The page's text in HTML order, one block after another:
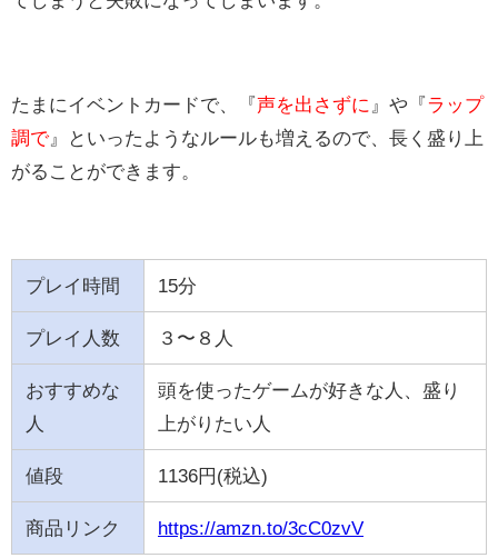
たまにイベントカードで、『声を出さずに 』や『ラップ
調で』といったようなルールも増えるので、長く盛り上
がることができます。
プレイ時間 15分
プレイ人数 ３〜８人
おすすめな
人
頭を使ったゲームが好きな人、盛り
上がりたい人
値段 1136円(税込)
商品リンク https://amzn.to/3cC0zvV